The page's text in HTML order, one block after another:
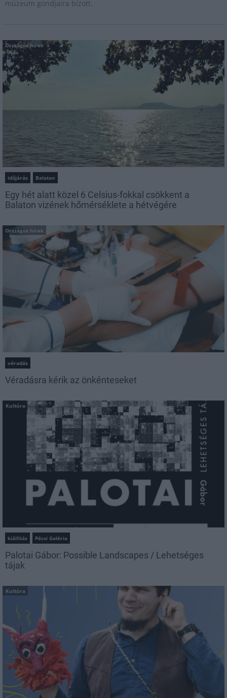
múzeum gondjaira bízott.
Országos hírek
időjárás Balaton
Egy hét alatt közel 6 Celsius-fokkal csökkent a
Balaton vizének hőmérséklete a hétvégére
Országos hírek
véradás
Véradásra kérik az önkénteseket
Kultúra
kiállítás Pécsi Galéria
Palotai Gábor: Possible Landscapes / Lehetséges
tájak
Kultúra